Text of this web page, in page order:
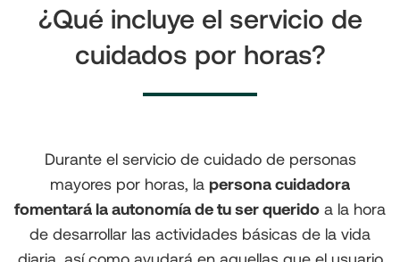
¿Qué incluye el servicio de
cuidados por horas?
Durante el servicio de cuidado de personas
mayores por horas, la persona cuidadora
fomentará la autonomía de tu ser querido a la hora
de desarrollar las actividades básicas de la vida
diaria, así como ayudará en aquellas que el usuario